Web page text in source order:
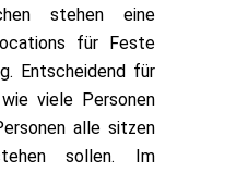
stehen eine
für Feste
Entscheidend für
viele Personen
alle sitzen
sollen. Im